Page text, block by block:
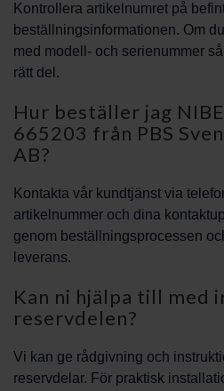
Kontrollera artikelnumret på
beställningsinformationen. Om
med modell- och serienummer
rätt del.
Hur beställer jag
665203 från PBS
AB?
Kontakta vår kundtjänst via
artikelnummer och dina
genom beställningsprocessen
leverans.
Kan ni hjälpa till med
reservdelen?
Vi kan ge rådgivning och
reservdelar. För praktisk